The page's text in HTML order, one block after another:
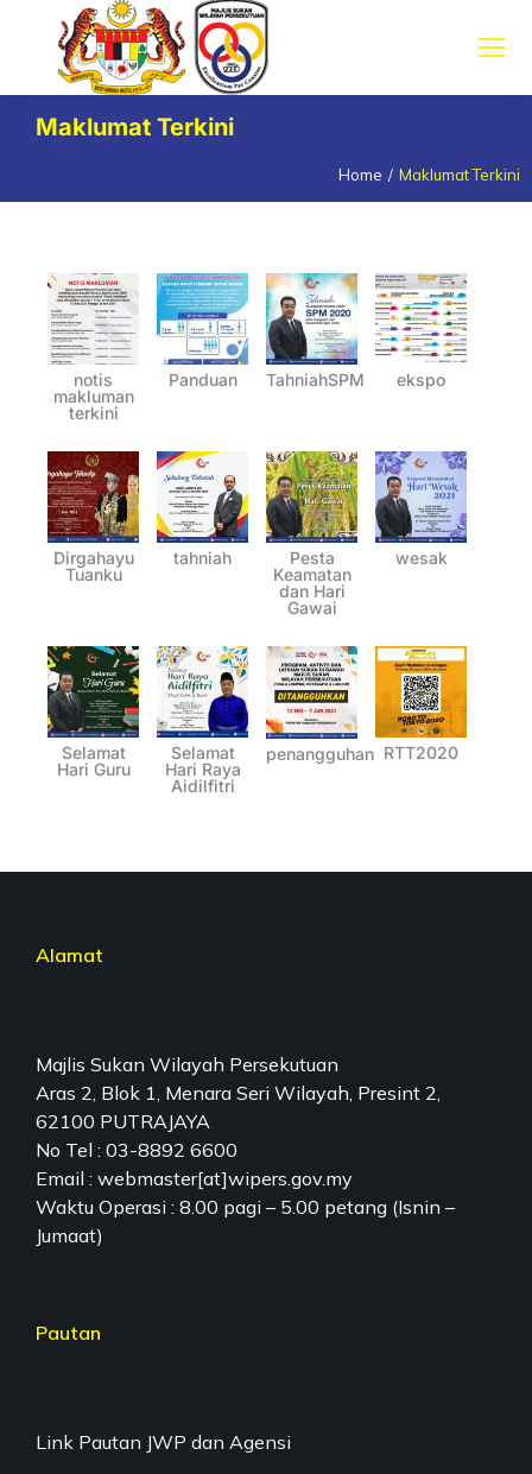
Maklumat Terkini
Home Maklumat Terkini
notis
makluman
terkini
Panduan TahniahSPM ekspo
Dirgahayu
Tuanku
tahniah
Pesta
Keamatan
dan Hari
Gawai
wesak
Selamat
Hari Guru
Selamat
Hari Raya
Aidilfitri
penangguhan RTT2020
Alamat
Majlis Sukan Wilayah Persekutuan
Aras 2, Blok 1, Menara Seri Wilayah, Presint 2,
62100 PUTRAJAYA
No Tel : 03-8892 6600
Email : webmaster[at]wipers.gov.my
Waktu Operasi : 8.00 pagi – 5.00 petang (Isnin –
Jumaat)
Pautan
Link Pautan JWP dan Agensi